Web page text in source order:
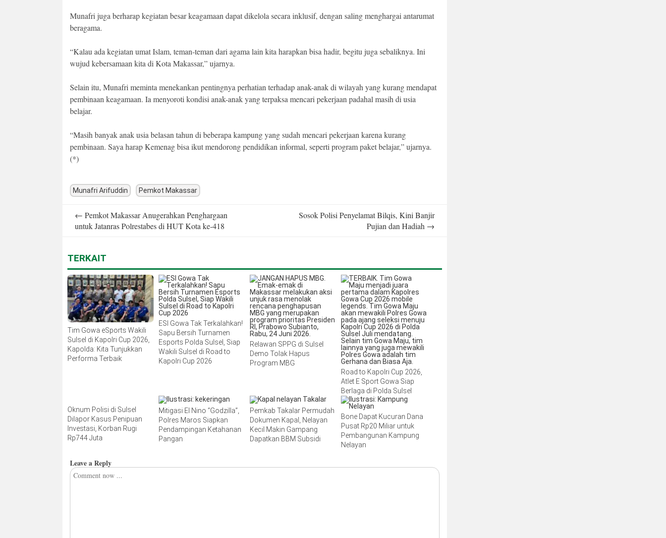
Munafri juga berharap kegiatan besar keagamaan dapat dikelola secara inklusif, dengan saling menghargai antarumat
beragama.
“Kalau ada kegiatan umat Islam, teman-teman dari agama lain kita harapkan bisa hadir, begitu juga sebaliknya. Ini
wujud kebersamaan kita di Kota Makassar,” ujarnya.
Selain itu, Munafri meminta menekankan pentingnya perhatian terhadap anak-anak di wilayah yang kurang mendapat
pembinaan keagamaan. Ia menyoroti kondisi anak-anak yang terpaksa mencari pekerjaan padahal masih di usia
belajar.
“Masih banyak anak usia belasan tahun di beberapa kampung yang sudah mencari pekerjaan karena kurang
pembinaan. Saya harap Kemenag bisa ikut mendorong pendidikan informal, seperti program paket belajar,” ujarnya.
(*)
Munafri Arifuddin Pemkot Makassar
navigation
← Pemkot Makassar Anugerahkan Penghargaan
untuk Jatanras Polrestabes di HUT Kota ke-418
Sosok Polisi Penyelamat Bilqis, Kini Banjir
Pujian dan Hadiah →
TERKAIT
Tim Gowa eSports Wakili
Sulsel di Kapolri Cup 2026,
Kapolda: Kita Tunjukkan
Performa Terbaik
ESI Gowa Tak Terkalahkan!
Sapu Bersih Turnamen
Esports Polda Sulsel, Siap
Wakili Sulsel di Road to
Kapolri Cup 2026
Relawan SPPG di Sulsel
Demo Tolak Hapus
Program MBG
Road to Kapolri Cup 2026,
Atlet E Sport Gowa Siap
Berlaga di Polda Sulsel
Oknum Polisi di Sulsel
Dilapor Kasus Penipuan
Investasi, Korban Rugi
Rp744 Juta
Mitigasi El Nino “Godzilla”,
Polres Maros Siapkan
Pendampingan Ketahanan
Pangan
Pemkab Takalar Permudah
Dokumen Kapal, Nelayan
Kecil Makin Gampang
Dapatkan BBM Subsidi
Bone Dapat Kucuran Dana
Pusat Rp20 Miliar untuk
Pembangunan Kampung
Nelayan
Leave a Reply